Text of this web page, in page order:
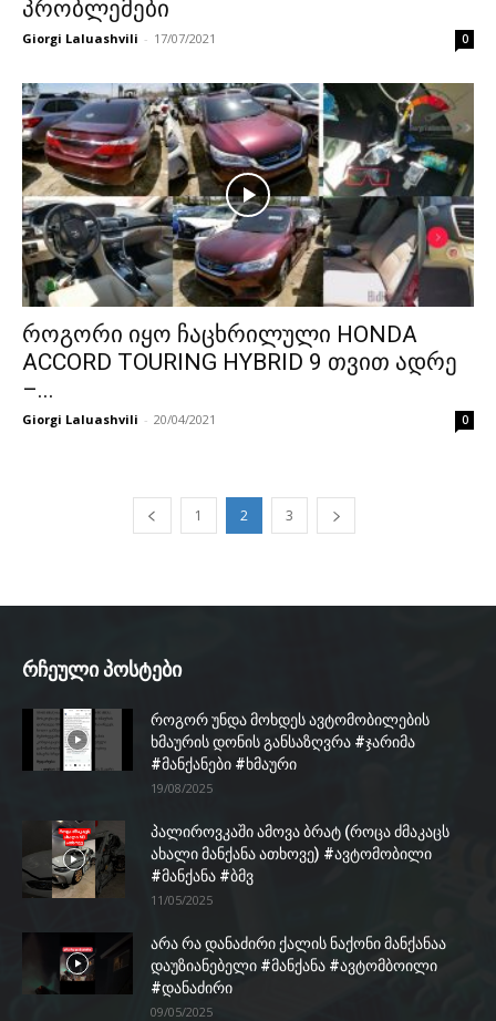
პრობლემები
Giorgi Laluashvili - 17/07/2021 0
როგორი იყო ჩაცხრილული HONDA
ACCORD TOURING HYBRID 9 თვით ადრე
–...
Giorgi Laluashvili - 20/04/2021 0
1 2 3
რჩეული პოსტები
როგორ უნდა მოხდეს ავტომობილების
ხმაურის დონის განსაზღვრა #ჯარიმა
#მანქანები #ხმაური
19/08/2025
პალიროვკაში ამოვა ბრატ (როცა ძმაკაცს
ახალი მანქანა ათხოვე) #ავტომობილი
#მანქანა #ბმვ
11/05/2025
არა რა დანაძირი ქალის ნაქონი მანქანაა
დაუზიანებელი #მანქანა #ავტომბოილი
#დანაძირი
09/05/2025